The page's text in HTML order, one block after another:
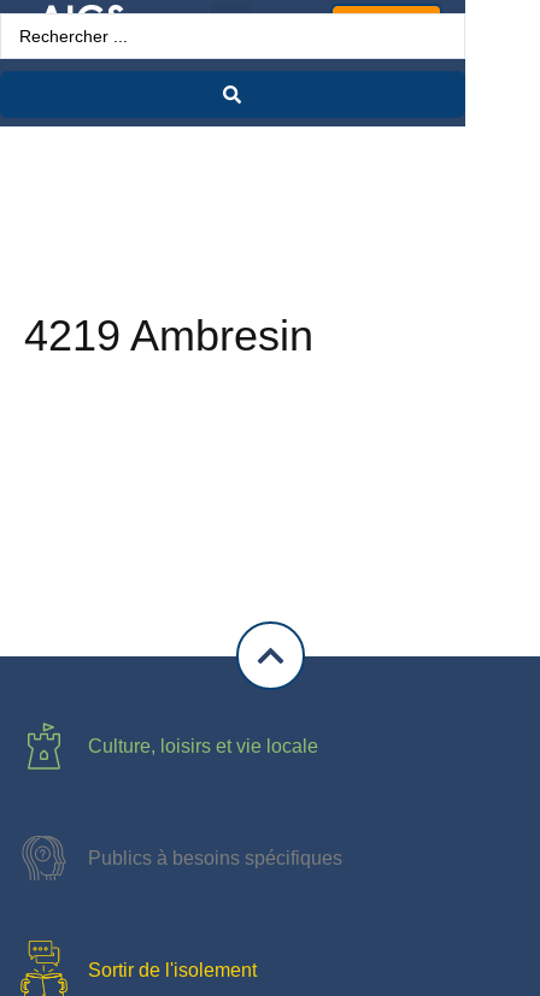
4219 Ambresin
Culture, loisirs et vie locale
Publics à besoins spécifiques
Sortir de l'isolement